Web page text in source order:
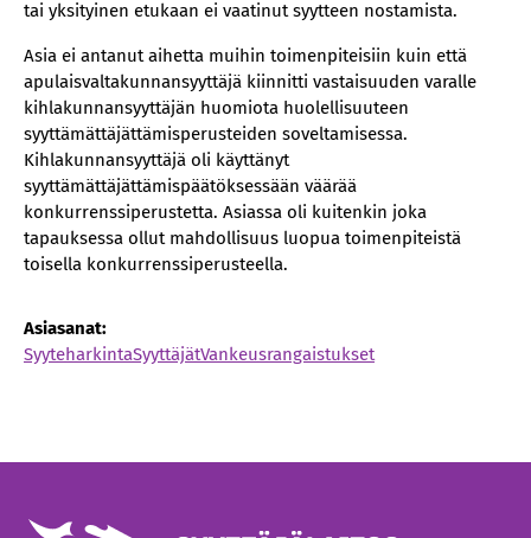
tai yksityinen etukaan ei vaatinut syytteen nostamista.
Asia ei antanut aihetta muihin toimenpiteisiin kuin että
apulaisvaltakunnansyyttäjä kiinnitti vastaisuuden varalle
kihlakunnansyyttäjän huomiota huolellisuuteen
syyttämättäjättämisperusteiden soveltamisessa.
Kihlakunnansyyttäjä oli käyttänyt
syyttämättäjättämispäätöksessään väärää
konkurrenssiperustetta. Asiassa oli kuitenkin joka
tapauksessa ollut mahdollisuus luopua toimenpiteistä
toisella konkurrenssiperusteella.
Asiasanat:
SyyteharkintaSyyttäjätVankeusrangaistukset